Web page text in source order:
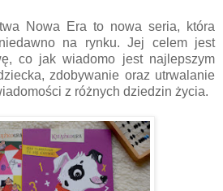
Nowa Era to nowa seria, która
na rynku. Jej celem jest
co jak wiadomo jest najlepszym
zdobywanie oraz utrwalanie
z różnych dziedzin życia.